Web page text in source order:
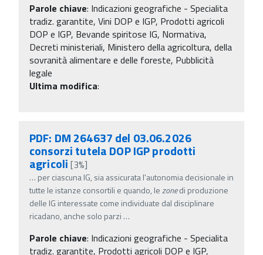
Parole chiave: Indicazioni geografiche - Specialita
tradiz. garantite, Vini DOP e IGP, Prodotti agricoli
DOP e IGP, Bevande spiritose IG, Normativa,
Decreti ministeriali, Ministero della agricoltura, della
sovranità alimentare e delle foreste, Pubblicità
legale
Ultima modifica:
PDF: DM 264637 del 03.06.2026
consorzi tutela DOP IGP prodotti
agricoli [3%]
… per ciascuna IG, sia assicurata l'autonomia decisionale in
tutte le istanze consortili e quando, lezonedi produzione
delle IG interessate come individuate dal disciplinare
ricadano, anche solo parzi …
Parole chiave: Indicazioni geografiche - Specialita
tradiz. garantite, Prodotti agricoli DOP e IGP,